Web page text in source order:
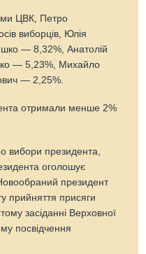
ЦВК, Петро
виборців, Юлія
— 8,32%, Анатолій
— 5,23%, Михайло
— 2,25%.
отримали менше 2%
вибори президента,
оголошує
президент
прийняття присяги
засіданні Верховної
посвідчення